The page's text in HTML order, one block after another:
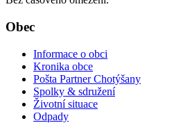
Obec
Informace o obci
Kronika obce
Pošta Partner Chotýšany
Spolky & sdružení
Životní situace
Odpady